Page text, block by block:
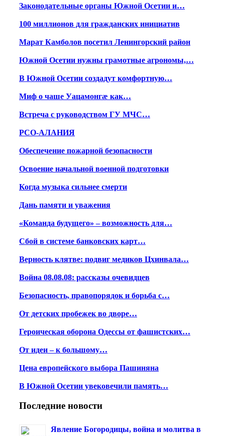
Законодательные органы Южной Осетии и…
100 миллионов для гражданских инициатив
Марат Камболов посетил Ленингорский район
Южной Осетии нужны грамотные агрономы,…
В Южной Осетии создадут комфортную…
Миф о чаше Уацамонгæ как…
Встреча с руководством ГУ МЧС…
РСО-АЛАНИЯ
Обеспечение пожарной безопасности
Освоение начальной военной подготовки
Когда музыка сильнее смерти
Дань памяти и уважения
«Команда будущего» – возможность для…
Сбой в системе банковских карт…
Верность клятве: подвиг медиков Цхинвала…
Война 08.08.08: рассказы очевидцев
Безопасность, правопорядок и борьба с…
От детских пробежек во дворе…
Героическая оборона Одессы от фашистских…
От идеи – к большому…
Цена европейского выбора Пашиняна
В Южной Осетии увековечили память…
Последние новости
Явление Богородицы, война и молитва в